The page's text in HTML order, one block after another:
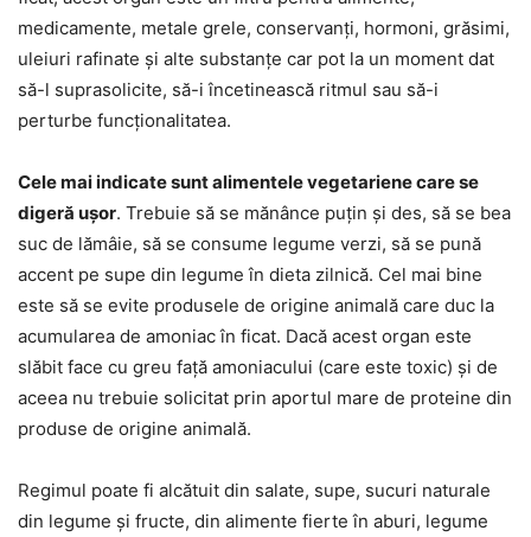
medicamente, metale grele, conservanți, hormoni, grăsimi,
uleiuri rafinate și alte substanțe car pot la un moment dat
să-l suprasolicite, să-i încetinească ritmul sau să-i
perturbe funcționalitatea.
Cele mai indicate sunt alimentele vegetariene care se
digeră ușor. Trebuie să se mănânce puțin și des, să se bea
suc de lămâie, să se consume legume verzi, să se pună
accent pe supe din legume în dieta zilnică. Cel mai bine
este să se evite produsele de origine animală care duc la
acumularea de amoniac în ficat. Dacă acest organ este
slăbit face cu greu față amoniacului (care este toxic) și de
aceea nu trebuie solicitat prin aportul mare de proteine din
produse de origine animală.
Regimul poate fi alcătuit din salate, supe, sucuri naturale
din legume și fructe, din alimente fierte în aburi, legume